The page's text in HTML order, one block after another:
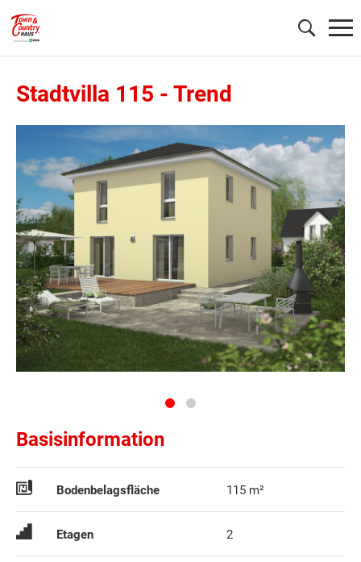
Stadtvilla 115 - Trend
Basisinformation
Bodenbelagsfläche 115 m²
Etagen 2
Wonach möchten Sie suchen?